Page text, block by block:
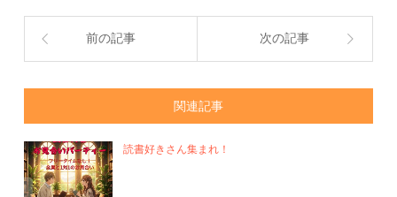
前の記事 次の記事
関連記事
読書好きさん集まれ！